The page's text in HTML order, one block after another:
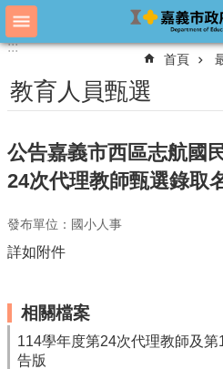
跳到主要內容區塊
進
搜
尋
育
概
況
處
各
單
::::::
首頁
教育人員甄選
公告嘉義市西區志航國
24次代理教師甄選錄取
發布單位：國小人事
詳如附件
相關檔案
114學年度第24次代理教師及
告版